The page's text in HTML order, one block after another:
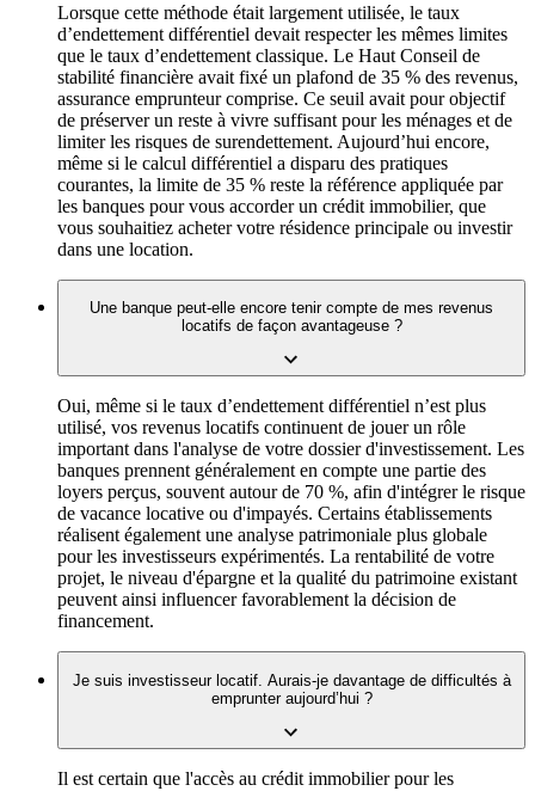
Lorsque cette méthode était largement utilisée, le taux
d’endettement différentiel devait respecter les mêmes limites
que le taux d’endettement classique. Le Haut Conseil de
stabilité financière avait fixé un plafond de 35 % des revenus,
assurance emprunteur comprise. Ce seuil avait pour objectif
de préserver un reste à vivre suffisant pour les ménages et de
limiter les risques de surendettement. Aujourd’hui encore,
même si le calcul différentiel a disparu des pratiques
courantes, la limite de 35 % reste la référence appliquée par
les banques pour vous accorder un crédit immobilier, que
vous souhaitiez acheter votre résidence principale ou investir
dans une location.
Une banque peut-elle encore tenir compte de mes revenus
locatifs de façon avantageuse ?
Oui, même si le taux d’endettement différentiel n’est plus
utilisé, vos revenus locatifs continuent de jouer un rôle
important dans l'analyse de votre dossier d'investissement. Les
banques prennent généralement en compte une partie des
loyers perçus, souvent autour de 70 %, afin d'intégrer le risque
de vacance locative ou d'impayés. Certains établissements
réalisent également une analyse patrimoniale plus globale
pour les investisseurs expérimentés. La rentabilité de votre
projet, le niveau d'épargne et la qualité du patrimoine existant
peuvent ainsi influencer favorablement la décision de
financement.
Je suis investisseur locatif. Aurais-je davantage de difficultés à
emprunter aujourd’hui ?
Il est certain que l'accès au crédit immobilier pour les